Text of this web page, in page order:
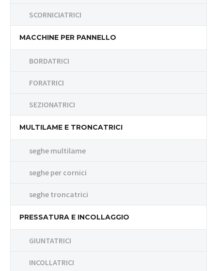
SCORNICIATRICI
MACCHINE PER PANNELLO
BORDATRICI
FORATRICI
SEZIONATRICI
MULTILAME E TRONCATRICI
seghe multilame
seghe per cornici
seghe troncatrici
PRESSATURA E INCOLLAGGIO
GIUNTATRICI
INCOLLATRICI